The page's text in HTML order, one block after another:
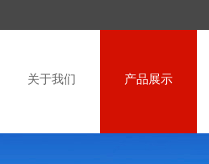
关于我们 产品展示